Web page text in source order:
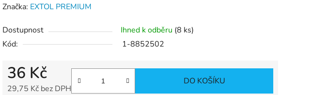
hodnocení
je
0,0
hvězdiček.
Značka: EXTOL PREMIUM
Dostupnost Ihned k odběru (8 ks)
Kód:
1-8852502
36 Kč
29,75 Kč bez DPH
DO KOŠÍKU